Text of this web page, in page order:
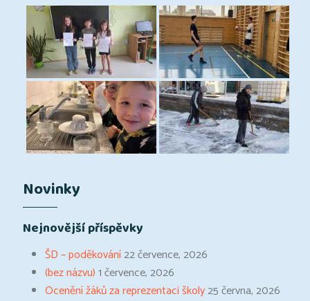
Novinky
Nejnovější příspěvky
ŠD – poděkování22 července, 2026
(bez názvu)1 července, 2026
Ocenění žáků za reprezentaci školy25 června, 2026